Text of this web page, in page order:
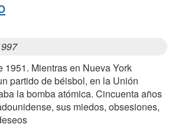
1951. Mientras en Nueva York
partido de béisbol, en la Unión
la bomba atómica. Cincuenta años
sus miedos, obsesiones,